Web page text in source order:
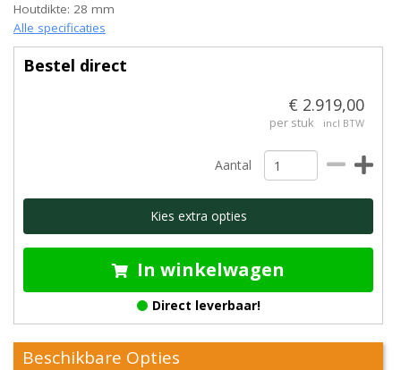
Houtdikte: 28 mm
Alle specificaties
Bestel direct
€ 2.919,00
per stuk incl BTW
Aantal
Kies extra opties
In winkelwagen
Direct leverbaar!
Beschikbare Opties